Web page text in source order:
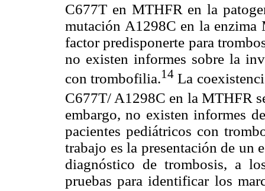
C677T en MTHFR en la
mutación A1298C en la enzima
factor predisponerte para
no existen informes sobre la
con trombofilia.14 La
C677T/ A1298C en la MTHFR
embargo, no existen informes
pacientes pediátricos con
trabajo es la presentación de un
diagnóstico de trombosis, a
pruebas para identificar los